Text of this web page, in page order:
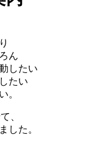
ん
したい
たい
。
、
した。